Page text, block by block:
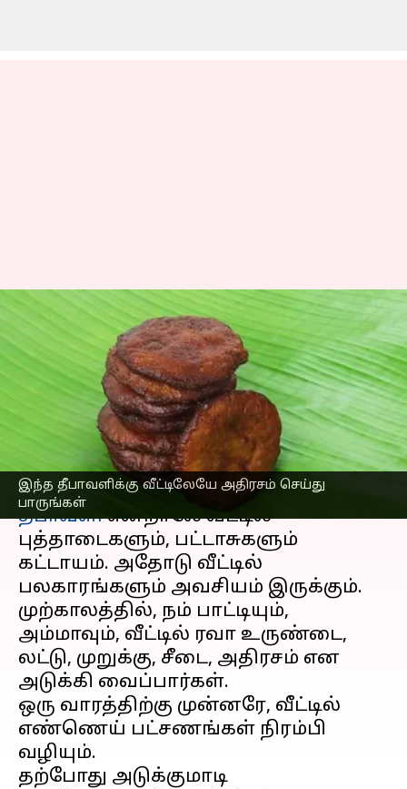
இந்த தீபாவளிக்கு வீட்டிலேயே அதிரசம் செய்து
பாருங்கள்
சமையல் குறிப்பு: இந்த
தீபாவளிக்கு வீட்டிலேயே
அதிரசம் செய்து
பாருங்கள்
எழுதியவர் Venkatalakshmi V Nov 10, 2023 06:42 pm
செய்தி முன்னோட்டம்
தீபாவளிஎன்றாலே வீட்டில்
புத்தாடைகளும், பட்டாசுகளும்
கட்டாயம். அதோடு வீட்டில்
பலகாரங்களும் அவசியம் இருக்கும்.
முற்காலத்தில், நம் பாட்டியும்,
அம்மாவும், வீட்டில் ரவா உருண்டை,
லட்டு, முறுக்கு, சீடை, அதிரசம் என
அடுக்கி வைப்பார்கள்.
ஒரு வாரத்திற்கு முன்னரே, வீட்டில்
எண்ணெய் பட்சணங்கள் நிரம்பி
வழியும்.
தற்போது அடுக்குமாடி